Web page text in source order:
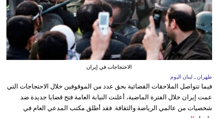
الاحتجاجات في إيران
طهران ـ لبنان اليوم
فيما تتواصل الملاحقات القضائية بحق عدد من الموقوفين خلال الاحتجاجات التي
عمت إيران خلال الفترة الماضية، أعلنت النيابة العامة فتح قضايا جديدة ضد
شخصيات من عالمي الرياضة والثقافة. فقد أطلق مكتب المدعي العام في